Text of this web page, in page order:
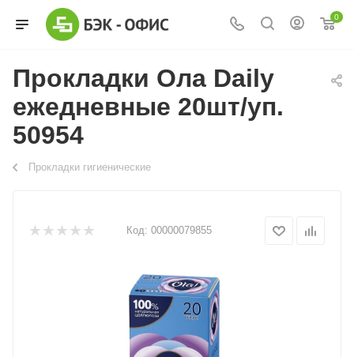
0
Прокладки Ола Daily
ежедневные 20шт/уп.
50954
Прокладки гигиенические
Код: 00000079855